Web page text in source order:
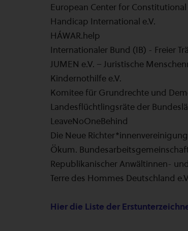
European Center for
Handicap International e.V.
HÁWAR.help
Internationaler Bund (IB) - Freier
JUMEN e.V. – Juristische
Kindernothilfe e.V.
Komitee für Grundrechte und
Landesflüchtlingsräte der
LeaveNoOneBehind
Die Neue
Ökum.
Republikanischer Anwältinnen-
Terre des Hommes Deutschland
Hier die Liste der